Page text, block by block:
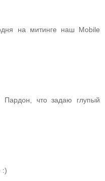
на митинге наш Mobile
что задаю глупый
:)